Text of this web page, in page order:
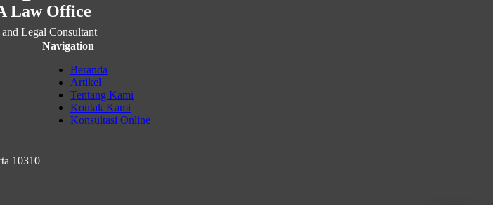
Law Office
Legal Consultant
Navigation
Beranda
Artikel
Tentang Kami
Kontak Kami
Konsultasi Online
10310